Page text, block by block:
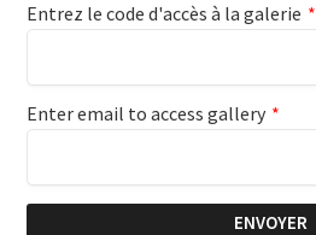
Entrez le code d'accès à la galerie *
Enter email to access gallery *
ENVOYER